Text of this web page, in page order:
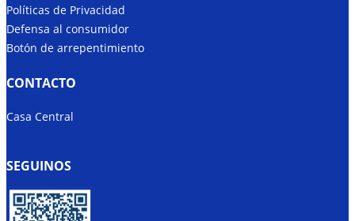
Políticas de Privacidad
Defensa al consumidor
Botón de arrepentimiento
CONTACTO
Casa Central
SEGUINOS